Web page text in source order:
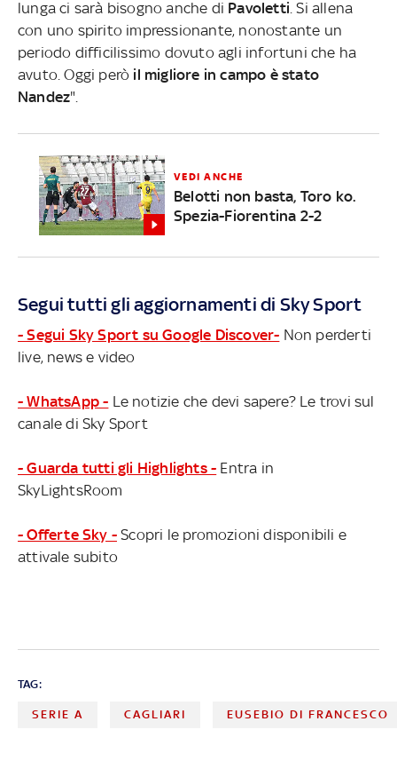
lunga ci sarà bisogno anche di Pavoletti . Si allena
con uno spirito impressionante, nonostante un
periodo difficilissimo dovuto agli infortuni che ha
avuto. Oggi però il migliore in campo è stato
Nandez".
VEDI ANCHE
Belotti non basta, Toro ko.
Spezia-Fiorentina 2-2
Segui tutti gli aggiornamenti di Sky Sport
- Segui Sky Sport su Google Discover- Non perderti
live, news e video
- WhatsApp - Le notizie che devi sapere? Le trovi sul
canale di Sky Sport
- Guarda tutti gli Highlights - Entra in
SkyLightsRoom
- Offerte Sky - Scopri le promozioni disponibili e
attivale subito
TAG:
SERIE A CAGLIARI EUSEBIO DI FRANCESCO